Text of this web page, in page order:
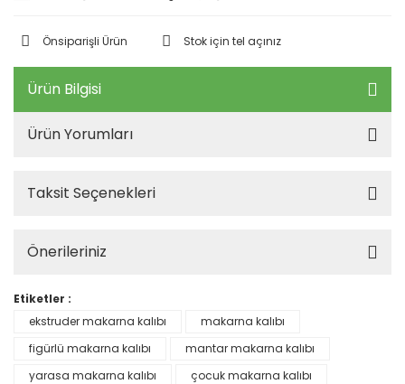
Önsiparişli Ürün Stok için tel açınız
Ürün Bilgisi
Ürün Yorumları
Taksit Seçenekleri
Önerileriniz
Etiketler :
ekstruder makarna kalıbı
makarna kalıbı
figürlü makarna kalıbı
mantar makarna kalıbı
yarasa makarna kalıbı
çocuk makarna kalıbı